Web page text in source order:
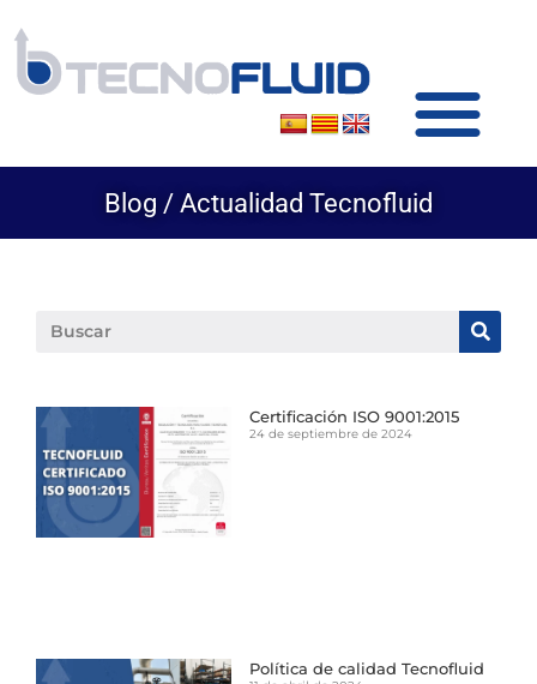
Blog / Actualidad Tecnofluid
Certificación ISO 9001:2015
24 de septiembre de 2024
Política de calidad Tecnofluid